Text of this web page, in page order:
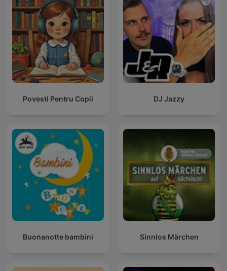
Povesti Pentru Copii DJ Jazzy
Buonanotte bambini Sinnlos Märchen